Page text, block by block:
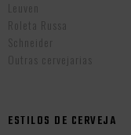
Leuven
Roleta Russa
Schneider
Outras cervejarias
ESTILOS DE CERVEJA